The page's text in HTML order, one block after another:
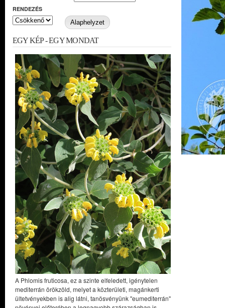
RENDEZÉS
EGY KÉP - EGY MONDAT
A Phlomis fruticosa, ez a szinte elfeledett, igénytelen
mediterrán örökzöld, melyet a közterületi, magánkerti
ültetvényekben is alig látni, tanösvényünk "eumediterrán"